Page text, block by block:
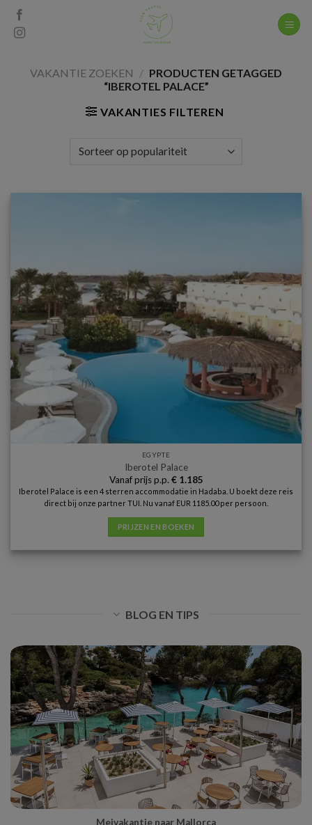
Skip
content
VAKANTIE ZOEKEN / PRODUCTEN GETAGGED
“IBEROTEL PALACE”
VAKANTIES FILTEREN
EGYPTE
Iberotel Palace
Vanaf prijs p.p. €1.185
Iberotel Palace is een 4 sterren accommodatie in Hadaba. U boekt deze reis
direct bij onze partner TUI. Nu vanaf EUR 1185.00 per persoon.
PRIJZEN EN BOEKEN
BLOG EN TIPS
Meivakantie naar Mallorca